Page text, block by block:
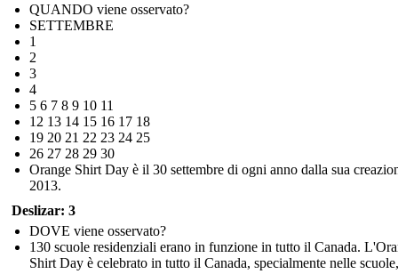
QUANDO viene osservato?
SETTEMBRE
1
2
3
4
5 6 7 8 9 10 11
12 13 14 15 16 17 18
19 20 21 22 23 24 25
26 27 28 29 30
Orange Shirt Day è il 30 settembre di ogni anno dalla sua
2013.
Deslizar: 3
DOVE viene osservato?
130 scuole residenziali erano in funzione in tutto il Canada.
Shirt Day è celebrato in tutto il Canada, specialmente nelle